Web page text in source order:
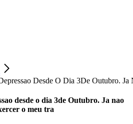
Desde O Dia 3De Outubro.
desde o dia 3de Outubro. Ja nao
o meu tra